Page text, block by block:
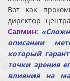
Вот как
директор
Салмин:
описании
который
точки зрения
влияния на